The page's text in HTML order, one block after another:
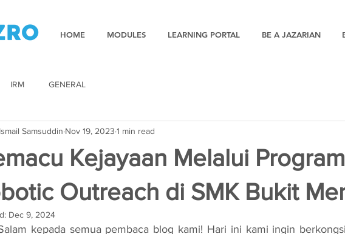
HOME MODULES LEARNING PORTAL BE A JAZARIAN
IRM GENERAL
Kejayaan Melalui Program
Outreach di SMK Bukit
Ismail Samsuddin Nov 19, 2023 1 min read
Dec 9, 2024